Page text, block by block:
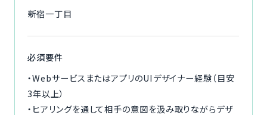
新宿一丁目
必須要件
・WebサービスまたはアプリのUIデザイナー経験（目安
3年以上）
・ヒアリングを通して相手の意図を汲み取りながらデザ